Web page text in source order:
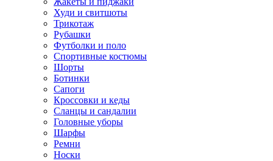
Худи и свитшоты
Трикотаж
Рубашки
Футболки и поло
Спортивные костюмы
Шорты
Ботинки
Сапоги
Кроссовки и кеды
Сланцы и сандалии
Головные уборы
Шарфы
Ремни
Носки